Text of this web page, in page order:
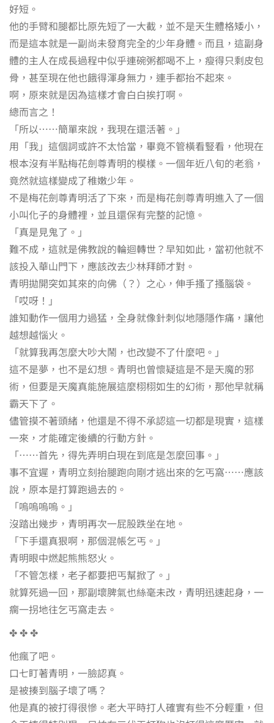
好短。
他的手臂和腿都比原先短了一大截，並不是天生體格矮小，
而是這本就是一副尚未發育完全的少年身體。而且，這副身
體的主人在成長過程中似乎連碗粥都喝不上，瘦得只剩皮包
骨，甚至現在他也餓得渾身無力，連手都抬不起來。
啊，原來就是因為這樣才會白白挨打啊。
總而言之！
「所以⋯⋯簡單來說，我現在還活著。」
用「我」這個詞或許不太恰當，畢竟不管橫看豎看，他現在
根本沒有半點梅花劍尊青明的模樣。一個年近八旬的老翁，
竟然就這樣變成了稚嫩少年。
不是梅花劍尊青明活了下來，而是梅花劍尊青明進入了一個
小叫化子的身體裡，並且還保有完整的記憶。
「真是見鬼了。」
難不成，這就是佛教說的輪迴轉世？早知如此，當初他就不
該投入華山門下，應該改去少林拜師才對。
青明拋開突如其來的向佛（？）之心，伸手搔了搔腦袋。
「哎呀！」
誰知動作一個用力過猛，全身就像針刺似地隱隱作痛，讓他
越想越惱火。
「就算我再怎麼大吵大鬧，也改變不了什麼吧。」
這不是夢，也不是幻想。青明也曾懷疑這是不是天魔的邪
術，但要是天魔真能施展這麼栩栩如生的幻術，那他早就稱
霸天下了。
儘管摸不著頭緒，他還是不得不承認這一切都是現實，這樣
一來，才能確定後續的行動方針。
「……首先，得先弄明白現在到底是怎麼回事。」
事不宜遲，青明立刻抬腿跑向剛才逃出來的乞丐窩……應該
說，原本是打算跑過去的。
「嗚嗚嗚嗚。」
沒踏出幾步，青明再次一屁股跌坐在地。
「下手還真狠啊，那個混帳乞丐。」
青明眼中燃起熊熊怒火。
「不管怎樣，老子都要把丐幫掀了。」
就算死過一回，那副壞脾氣也絲毫未改，青明迅速起身，一
瘸一拐地往乞丐窩走去。
✤ ✤ ✤
他瘋了吧。
口七盯著青明，一臉認真。
是被揍到腦子壞了嗎？
他是真的被打得很慘。老大平時打人確實有些不分輕重，但